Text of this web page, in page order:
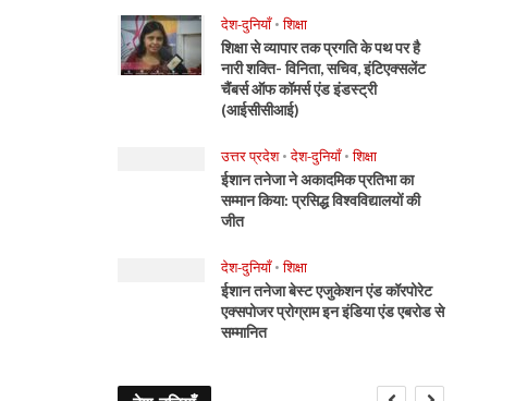
देश-दुनियाँ • शिक्षा
शिक्षा से व्यापार तक प्रगति के पथ पर है
नारी शक्ति- विनिता, सचिव, इंटिएक्सलेंट
चैंबर्स ऑफ कॉमर्स एंड इंडस्ट्री
(आईसीसीआई)
उत्तर प्रदेश • देश-दुनियाँ • शिक्षा
ईशान तनेजा ने अकादमिक प्रतिभा का
सम्मान किया: प्रसिद्ध विश्वविद्यालयों की
जीत
देश-दुनियाँ • शिक्षा
ईशान तनेजा बेस्ट एजुकेशन एंड कॉरपोरेट
एक्सपोजर प्रोग्राम इन इंडिया एंड एबरोड से
सम्मानित